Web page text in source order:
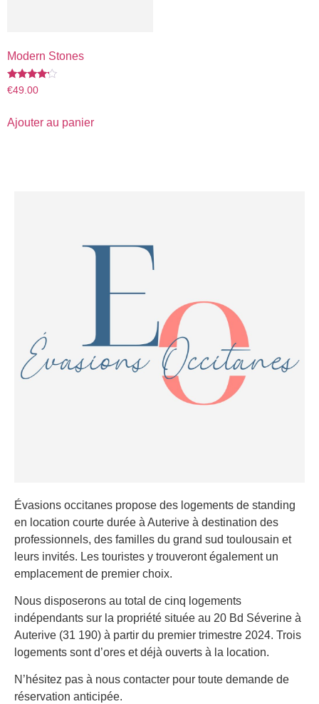
Modern Stones
Note
€49.00
Ajouter au panier
Évasions occitanes propose des logements de standing
en location courte durée à Auterive à destination des
professionnels, des familles du grand sud toulousain et
leurs invités. Les touristes y trouveront également un
emplacement de premier choix.
Nous disposerons au total de cinq logements
indépendants sur la propriété située au 20 Bd Séverine à
Auterive (31 190) à partir du premier trimestre 2024. Trois
logements sont d’ores et déjà ouverts à la location.
N’hésitez pas à nous contacter pour toute demande de
réservation anticipée.